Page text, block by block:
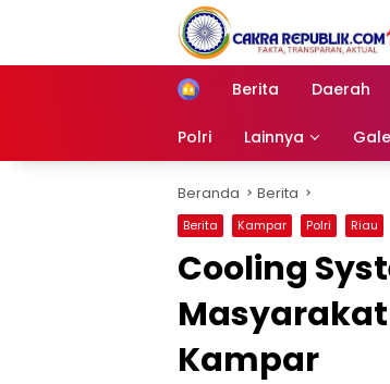
Berita Daerah
Polri Lainnya
Beranda Berita
Berita Kampar Polri Riau
Cooling
Kampar